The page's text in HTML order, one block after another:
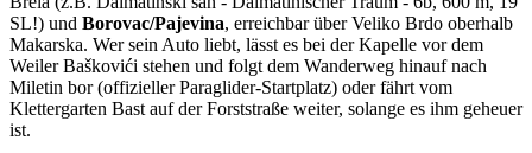
SL!) und Borovac/Pajevina, erreichbar über Veliko Brdo oberhalb
Makarska. Wer sein Auto liebt, lässt es bei der Kapelle vor dem
Weiler Baškovići stehen und folgt dem Wanderweg hinauf nach
Miletin bor (offizieller Paraglider-Startplatz) oder fährt vom
Klettergarten Bast auf der Forststraße weiter, solange es ihm geheuer
ist.